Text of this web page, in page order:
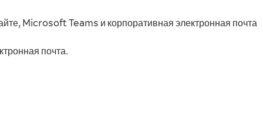
Microsoft Teams и корпоративная электронная почта
почта.